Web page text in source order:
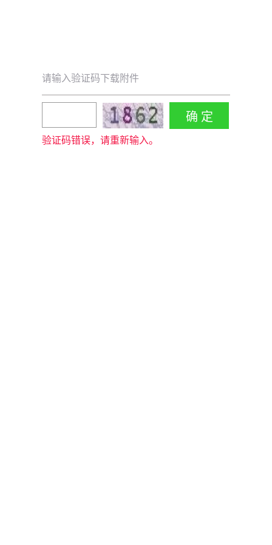
请输入验证码下载附件
验证码错误，请重新输入。